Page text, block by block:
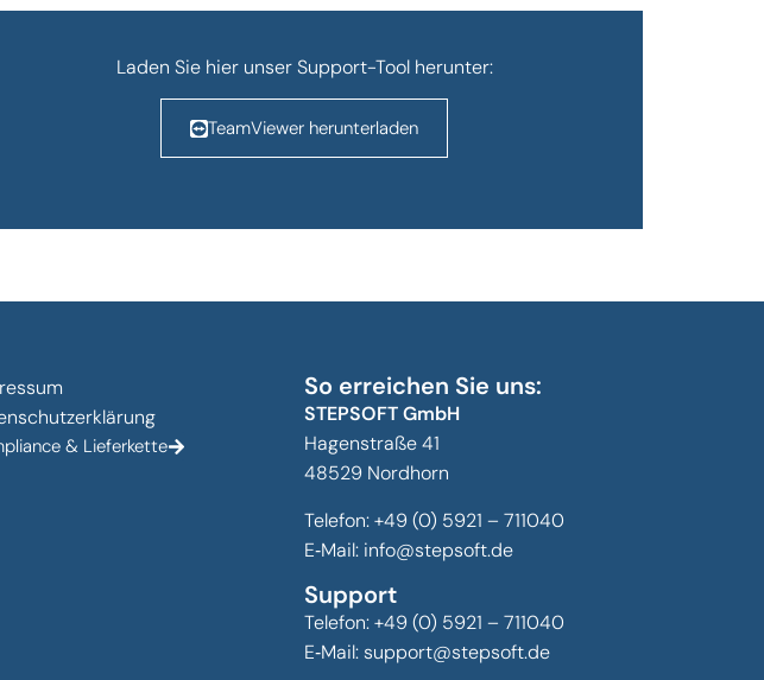
Laden Sie hier unser Support-Tool herunter:
TeamViewer herunterladen
& Lieferkette
So erreichen Sie uns:
STEPSOFT GmbH
Hagenstraße 41
48529 Nordhorn
Telefon:+49 (0) 5921 – 711040
E‑Mail: info@stepsoft.de
Support
Telefon:+49 (0) 5921 – 711040
E‑Mail:support@stepsoft.de